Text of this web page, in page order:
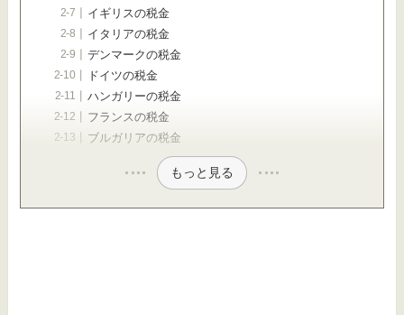
イギリスの税金
イタリアの税金
デンマークの税金
ドイツの税金
ハンガリーの税金
フランスの税金
ブルガリアの税金
もっと見る